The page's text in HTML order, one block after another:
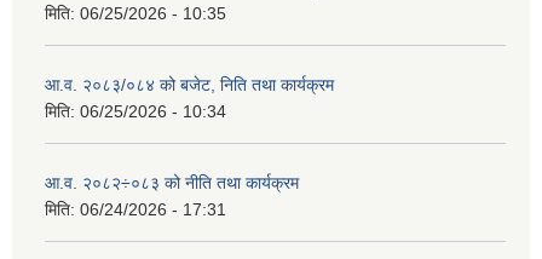
मिति: 06/25/2026 - 10:35
आ.व. २०८३/०८४ को बजेट, निति तथा कार्यक्रम
मिति: 06/25/2026 - 10:34
आ.व. २०८२÷०८३ को नीति तथा कार्यक्रम
मिति: 06/24/2026 - 17:31